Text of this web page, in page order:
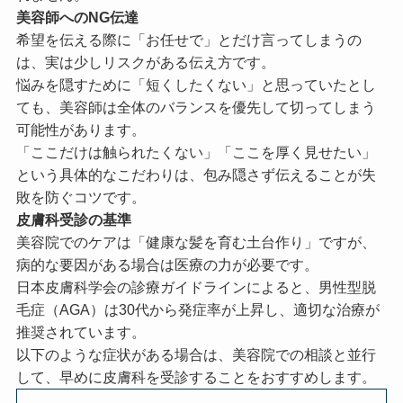
美容師へのNG伝達
希望を伝える際に「お任せで」とだけ言ってしまうの
は、実は少しリスクがある伝え方です。
悩みを隠すために「短くしたくない」と思っていたとし
ても、美容師は全体のバランスを優先して切ってしまう
可能性があります。
「ここだけは触られたくない」「ここを厚く見せたい」
という具体的なこだわりは、包み隠さず伝えることが失
敗を防ぐコツです。
皮膚科受診の基準
美容院でのケアは「健康な髪を育む土台作り」ですが、
病的な要因がある場合は医療の力が必要です。
日本皮膚科学会の診療ガイドラインによると、男性型脱
毛症（AGA）は30代から発症率が上昇し、適切な治療が
推奨されています。
以下のような症状がある場合は、美容院での相談と並行
して、早めに皮膚科を受診することをおすすめします。